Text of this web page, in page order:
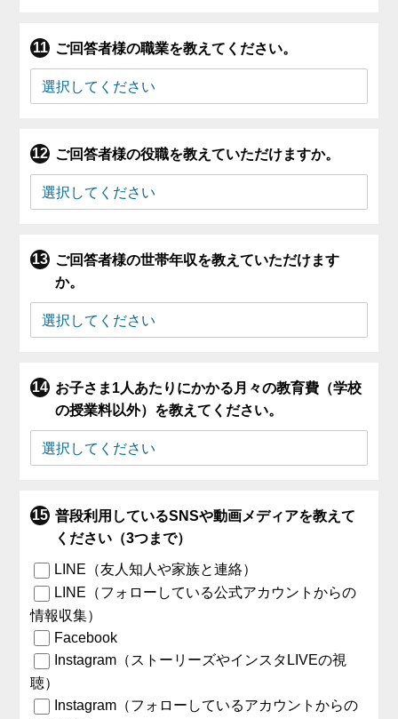
ご回答者様の職業を教えてください。
ご回答者様の役職を教えていただけますか。
ご回答者様の世帯年収を教えていただけます
か。
お子さま1人あたりにかかる月々の教育費（学校
の授業料以外）を教えてください。
普段利用しているSNSや動画メディアを教えて
ください（3つまで）
LINE（友人知人や家族と連絡）
LINE（フォローしている公式アカウントからの
情報収集）
Facebook
Instagram（ストーリーズやインスタLIVEの視
聴）
Instagram（フォローしているアカウントからの